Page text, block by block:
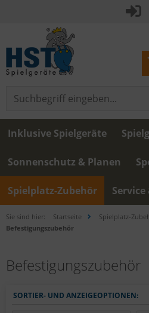
Inklusive Spielgeräte
Sonnenschutz & Planen
Spielplatz-Zubehör
Sie sind hier: Startseite Spielplatz-
Befestigungszubehör
Befestigungszubehör
SORTIER- UND ANZEIGEOPTIONEN: